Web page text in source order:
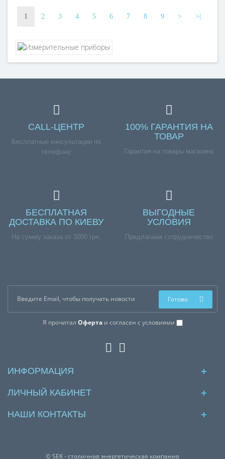
1 2 3 4 5 6 7 8 9 > >|
CALL-ЦЕНТР
Бесплатные консультации по
телефону
100% ГАРАНТИЯ НА
ТОВАР
Гарантия на товары магазина
БЕСПЛАТНАЯ
ДОСТАВКА ПО КИЕВУ
На сумму заказа от 3000 грн.
ВЫГОДНЫЕ
УСЛОВИЯ
Предлагаем сотрудничество
Я прочитал Офертаи согласен с условиями
Готово
ИНФОРМАЦИЯ
ЛИЧНЫЙ КАБИНЕТ
НАШИ КОНТАКТЫ
© SEK - столичная энергетическая компания